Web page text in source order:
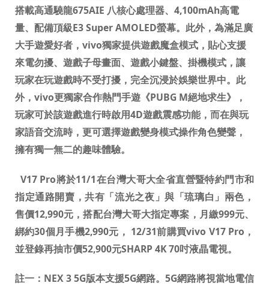
搭載高通驍龍675AIE 八核心處理器、 4,100mAh高電
量、配備頂級E3 Super AMOLED螢幕。此外，為滿足廣
大手遊愛好者， vivo獨家提供遊戲魔盒模式，貼心支援
來電勿擾、遊戲子母畫面、遊戲小鍵盤、掛機模式，讓
玩家在玩遊戲時不受打擾，完全沉浸於娛樂世界中。此
外， vivo更獨家合作熱門手遊《PUBG M絕地求生》，
玩家可於該遊戲進行時啟用4D遊戲震感功能，而在與玩
家語音交流時，更可選擇遊戲變身模式操作角色變聲，
擁有獨一無二的趣味體驗。
V17 Pro將於11/1在台灣大哥大全省直營暨特約門市和
指定通路開賣，共有「流光之夜」與「琉璃白」兩色，
售價12,990元，搭配台灣大哥大指定專案，月繳999元、
綁約30個月手機2,990元， 12/31前購買vivo V17 Pro ，
並登錄再抽市價52,900元SHARP 4K 70吋液晶電視。
註一： NEX 3 5G版本支援5G網路。 5G網路將視當地電信